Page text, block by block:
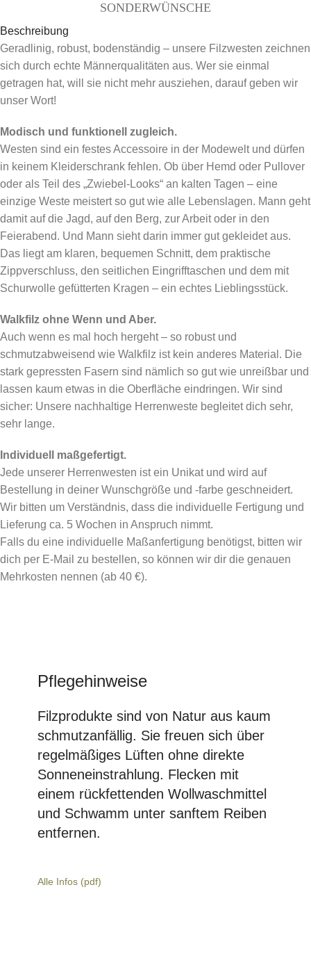
SONDERWÜNSCHE
Beschreibung
Geradlinig, robust, bodenständig – unsere Filzwesten zeichnen
sich durch echte Männerqualitäten aus. Wer sie einmal
getragen hat, will sie nicht mehr ausziehen, darauf geben wir
unser Wort!
Modisch und funktionell zugleich.
Westen sind ein festes Accessoire in der Modewelt und dürfen
in keinem Kleiderschrank fehlen. Ob über Hemd oder Pullover
oder als Teil des „Zwiebel-Looks“ an kalten Tagen – eine
einzige Weste meistert so gut wie alle Lebenslagen. Mann geht
damit auf die Jagd, auf den Berg, zur Arbeit oder in den
Feierabend. Und Mann sieht darin immer gut gekleidet aus.
Das liegt am klaren, bequemen Schnitt, dem praktische
Zippverschluss, den seitlichen Eingrifftaschen und dem mit
Schurwolle gefütterten Kragen – ein echtes Lieblingsstück.
Walkfilz ohne Wenn und Aber.
Auch wenn es mal hoch hergeht – so robust und
schmutzabweisend wie Walkfilz ist kein anderes Material. Die
stark gepressten Fasern sind nämlich so gut wie unreißbar und
lassen kaum etwas in die Oberfläche eindringen. Wir sind
sicher: Unsere nachhaltige Herrenweste begleitet dich sehr,
sehr lange.
Individuell maßgefertigt.
Jede unserer Herrenwesten ist ein Unikat und wird auf
Bestellung in deiner Wunschgröße und -farbe geschneidert.
Wir bitten um Verständnis, dass die individuelle Fertigung und
Lieferung ca. 5 Wochen in Anspruch nimmt.
Falls du eine individuelle Maßanfertigung benötigst, bitten wir
dich per E-Mail zu bestellen, so können wir dir die genauen
Mehrkosten nennen (ab 40 €).
Pflegehinweise
Filzprodukte sind von Natur aus kaum
schmutzanfällig. Sie freuen sich über
regelmäßiges Lüften ohne direkte
Sonneneinstrahlung. Flecken mit
einem rückfettenden Wollwaschmittel
und Schwamm unter sanftem Reiben
entfernen.
Alle Infos (pdf)